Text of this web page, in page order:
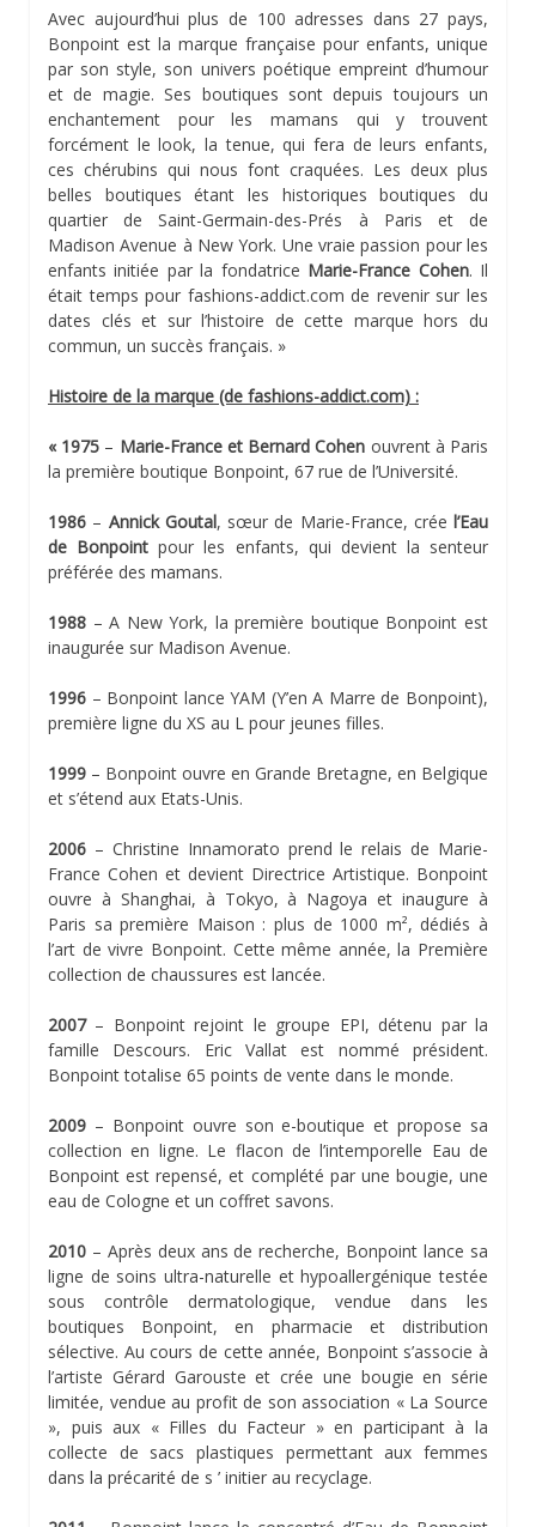
Avec aujourd’hui plus de 100 adresses dans 27 pays,
Bonpoint est la marque française pour enfants, unique
par son style, son univers poétique empreint d’humour
et de magie. Ses boutiques sont depuis toujours un
enchantement pour les mamans qui y trouvent
forcément le look, la tenue, qui fera de leurs enfants,
ces chérubins qui nous font craquées. Les deux plus
belles boutiques étant les historiques boutiques du
quartier de Saint-Germain-des-Prés à Paris et de
Madison Avenue à New York. Une vraie passion pour les
enfants initiée par la fondatrice Marie-France Cohen. Il
était temps pour fashions-addict.com de revenir sur les
dates clés et sur l’histoire de cette marque hors du
commun, un succès français. »
Histoire de la marque (de fashions-addict.com) :
« 1975 – Marie-France et Bernard Cohen ouvrent à Paris
la première boutique Bonpoint, 67 rue de l’Université.
1986 – Annick Goutal, sœur de Marie-France, crée l’Eau
de Bonpoint pour les enfants, qui devient la senteur
préférée des mamans.
1988 – A New York, la première boutique Bonpoint est
inaugurée sur Madison Avenue.
1996 – Bonpoint lance YAM (Y’en A Marre de Bonpoint),
première ligne du XS au L pour jeunes filles.
1999 – Bonpoint ouvre en Grande Bretagne, en Belgique
et s’étend aux Etats-Unis.
2006 – Christine Innamorato prend le relais de Marie-
France Cohen et devient Directrice Artistique. Bonpoint
ouvre à Shanghai, à Tokyo, à Nagoya et inaugure à
Paris sa première Maison : plus de 1000 m², dédiés à
l’art de vivre Bonpoint. Cette même année, la Première
collection de chaussures est lancée.
2007– Bonpoint rejoint le groupe EPI, détenu par la
famille Descours. Eric Vallat est nommé président.
Bonpoint totalise 65 points de vente dans le monde.
2009 – Bonpoint ouvre son e-boutique et propose sa
collection en ligne. Le flacon de l’intemporelle Eau de
Bonpoint est repensé, et complété par une bougie, une
eau de Cologne et un coffret savons.
2010 – Après deux ans de recherche, Bonpoint lance sa
ligne de soins ultra-naturelle et hypoallergénique testée
sous contrôle dermatologique, vendue dans les
boutiques Bonpoint, en pharmacie et distribution
sélective. Au cours de cette année, Bonpoint s’associe à
l’artiste Gérard Garouste et crée une bougie en série
limitée, vendue au profit de son association « La Source
», puis aux « Filles du Facteur » en participant à la
collecte de sacs plastiques permettant aux femmes
dans la précarité de s ’ initier au recyclage.